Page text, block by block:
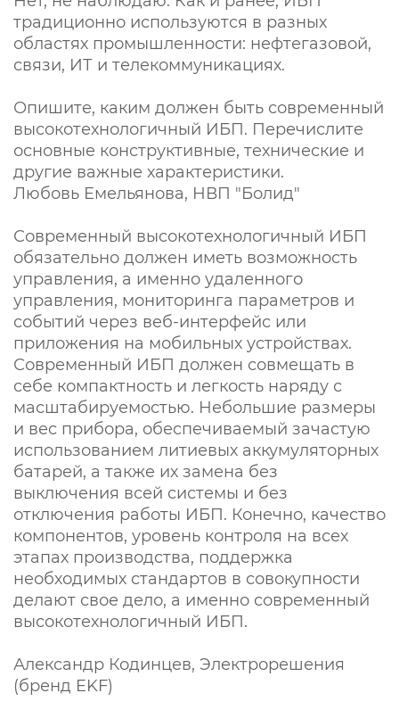
традиционно используются в разных
областях промышленности: нефтегазовой,
связи, ИТ и телекоммуникациях.
Опишите, каким должен быть современный
высокотехнологичный ИБП. Перечислите
основные конструктивные, технические и
другие важные характеристики.
Любовь Емельянова, НВП "Болид"
Современный высокотехнологичный ИБП
обязательно должен иметь возможность
управления, а именно удаленного
управления, мониторинга параметров и
событий через веб-интерфейс или
приложения на мобильных устройствах.
Современный ИБП должен совмещать в
себе компактность и легкость наряду с
масштабируемостью. Небольшие размеры
и вес прибора, обеспечиваемый зачастую
использованием литиевых аккумуляторных
батарей, а также их замена без
выключения всей системы и без
отключения работы ИБП. Конечно, качество
компонентов, уровень контроля на всех
этапах производства, поддержка
необходимых стандартов в совокупности
делают свое дело, а именно современный
высокотехнологичный ИБП.
Александр Кодинцев, Электрорешения
(бренд EKF)